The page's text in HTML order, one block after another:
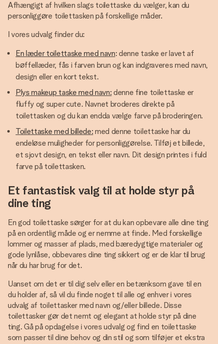
Afhængigt af hvilken slags toilettaske du vælger, kan du
personliggøre toilettasken på forskellige måder.
I vores udvalg finder du:
En læder toilettaske med navn: denne taske er lavet af
bøffellæder, fås i farven brun og kan indgraveres med navn,
design eller en kort tekst.
Plys makeup taske med navn: denne fine toilettaske er
fluffy og super cute. Navnet broderes direkte på
toilettasken og du kan endda vælge farve på broderingen.
Toilettaske med billede: med denne toilettaske har du
endeløse muligheder for personliggørelse. Tilføj et billede,
et sjovt design, en tekst eller navn. Dit design printes i fuld
farve på toilettasken.
Et fantastisk valg til at holde styr på
dine ting
En god toilettaske sørger for at du kan opbevare alle dine ting
på en ordentlig måde og er nemme at finde. Med forskellige
lommer og masser af plads, med bæredygtige materialer og
gode lynlåse, obbevares dine ting sikkert og er de klar til brug
når du har brug for det.
Uanset om det er til dig selv eller en betænksom gave til en
du holder af, så vil du finde noget til alle og enhver i vores
udvalg af toilettasker med navn og/eller billede. Disse
toilettasker gør det nemt og elegant at holde styr på dine
ting. Gå på opdagelse i vores udvalg og find en toilettaske
som passer til dine behov og din stil og som tilføjer et ekstra